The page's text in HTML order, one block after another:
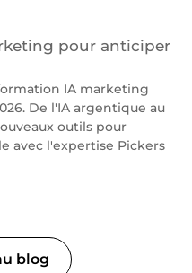
pour anticiper
IA marketing
De l'IA argentique au
outils pour
avec l'expertise Pickers
blog